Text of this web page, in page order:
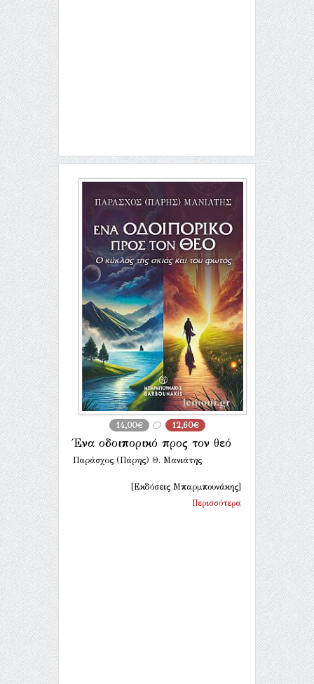
14,00€ 12,60€
Ένα οδοιπορικό προς τον θεό
Παράσχος (Πάρης) Θ. Μανιάτης
[Εκδόσεις Μπαρμπουνάκης]
Περισσότερα